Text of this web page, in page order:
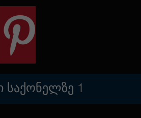
და აძლიერებს
რაც ამ შტამის მთავარი
არის 18%, რაც
მაგრამ ხანგრძლივ
დასვენებისა და
ფორმაში.
ᲡᲐᲥᲝᲜᲔᲚᲖᲔ 1